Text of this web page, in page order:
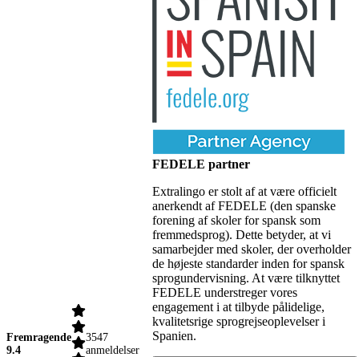
Fremragende
9.4
3547
anmeldelser
FEDELE partner
Extralingo er stolt af at være officielt
anerkendt af FEDELE (den spanske
forening af skoler for spansk som
fremmedsprog). Dette betyder, at vi
samarbejder med skoler, der overholder
de højeste standarder inden for spansk
sprogundervisning. At være tilknyttet
FEDELE understreger vores
engagement i at tilbyde pålidelige,
kvalitetsrige sprogrejseoplevelser i
Spanien.